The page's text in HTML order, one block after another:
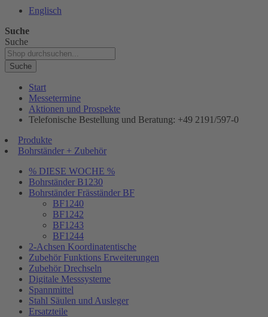
Englisch
Suche
Suche
Suche
Start
Messetermine
Aktionen und Prospekte
Telefonische Bestellung und Beratung: +49 2191/597-0
Produkte
Bohrständer + Zubehör
% DIESE WOCHE %
Bohrständer B1230
Bohrständer Fräsständer BF
BF1240
BF1242
BF1243
BF1244
2-Achsen Koordinatentische
Zubehör Funktions Erweiterungen
Zubehör Drechseln
Digitale Messsysteme
Spannmittel
Stahl Säulen und Ausleger
Ersatzteile